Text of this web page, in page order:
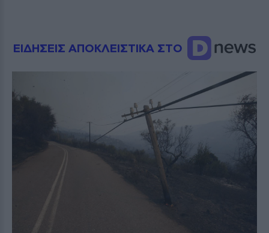
ΕΙΔΗΣΕΙΣ ΑΠΟΚΛΕΙΣΤΙΚΑ ΣΤΟ